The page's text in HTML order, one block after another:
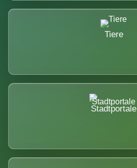
Tiere
Stadtportale